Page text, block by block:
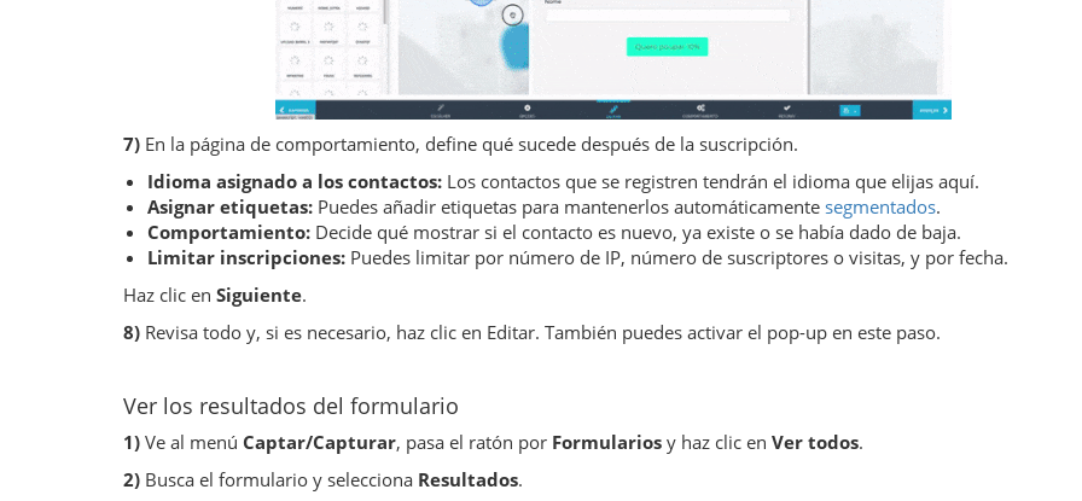
7) En la página de comportamiento, define qué sucede después de la suscripción.
Idioma asignado a los contactos: Los contactos que se registren tendrán el idioma que elijas aquí.
Asignar etiquetas: Puedes añadir etiquetas para mantenerlos automáticamente segmentados.
Comportamiento: Decide qué mostrar si el contacto es nuevo, ya existe o se había dado de baja.
Limitar inscripciones: Puedes limitar por número de IP, número de suscriptores o visitas, y por fecha.
Haz clic en Siguiente.
8) Revisa todo y, si es necesario, haz clic en Editar. También puedes activar el pop-up en este paso.
Ver los resultados del formulario
1) Ve al menú Captar/Capturar, pasa el ratón por Formularios y haz clic en Ver todos.
2) Busca el formulario y selecciona Resultados.